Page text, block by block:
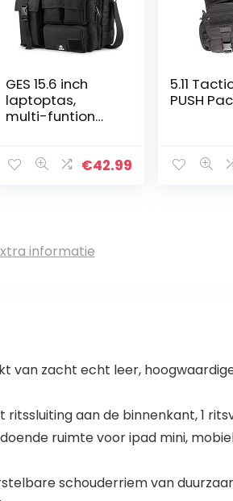
GES 15.6 inch
laptoptas,
multi-funtion
tactische nylon
€42.99
5.11
PUSH
informatie
van zacht echt leer,
aan de binnenkant, 1
ruimte voor ipad mini,
schouderriem van